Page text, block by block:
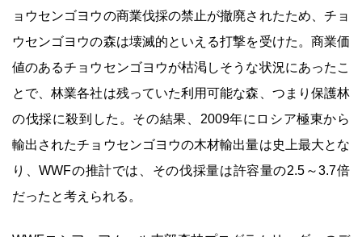
ョウセンゴヨウの商業伐採の禁止が撤廃されたため、チョ
ウセンゴヨウの森は壊滅的といえる打撃を受けた。商業価
値のあるチョウセンゴヨウが枯渇しそうな状況にあったこ
とで、林業各社は残っていた利用可能な森、つまり保護林
の伐採に殺到した。その結果、2009年にロシア極東から
輸出されたチョウセンゴヨウの木材輸出量は史上最大とな
り、WWFの推計では、その伐採量は許容量の2.5～3.7倍
だったと考えられる。